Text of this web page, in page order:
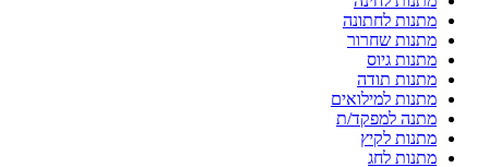
מתנות לחתונה
מתנות שחרור
מתנות גיוס
מתנות תודה
מתנות למילואים
מתנה למפקד/ת
מתנות לקיץ
מתנות לחג